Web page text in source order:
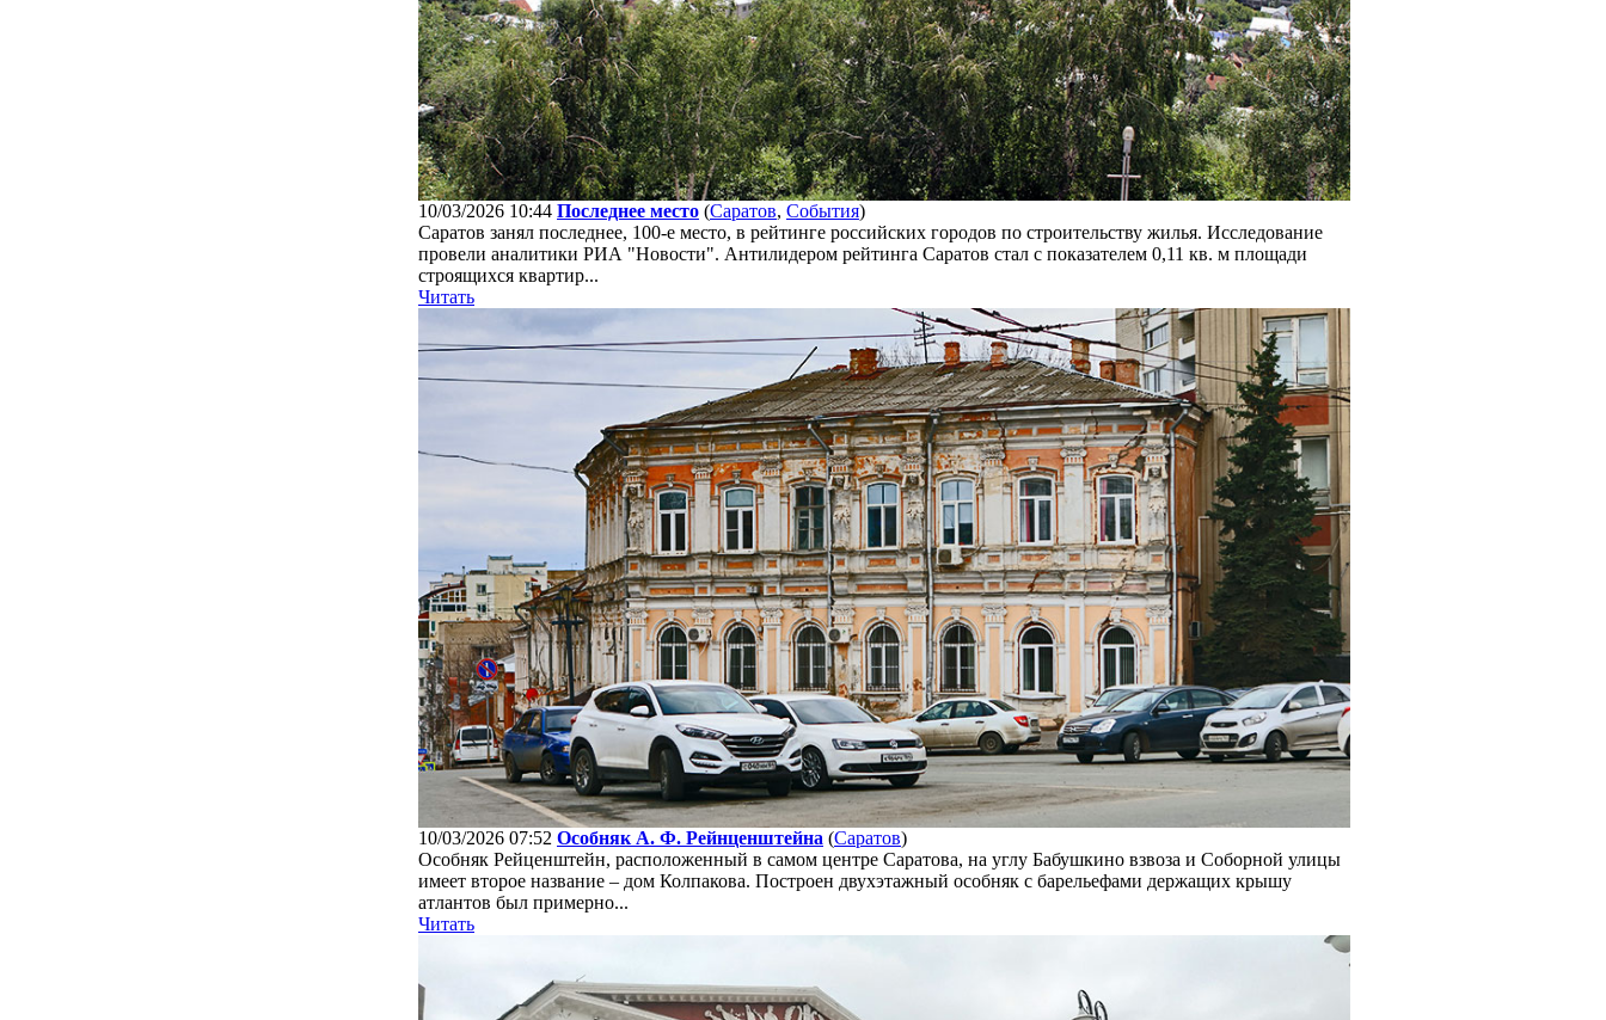
10/03/2026 10:44 Последнее место (Саратов, События)
Саратов занял последнее, 100-е место, в рейтинге российских городов по строительству жилья. Исследование
провели аналитики РИА "Новости". Антилидером рейтинга Саратов стал с показателем 0,11 кв. м площади
строящихся квартир...
Читать
10/03/2026 07:52 Особняк А. Ф. Рейнценштейна (Саратов)
Особняк Рейценштейн, расположенный в самом центре Саратова, на углу Бабушкино взвоза и Соборной улицы
имеет второе название – дом Колпакова. Построен двухэтажный особняк с барельефами держащих крышу
атлантов был примерно...
Читать